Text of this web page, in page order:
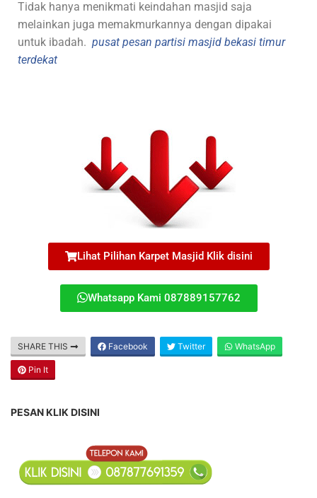
Tidak hanya menikmati keindahan masjid saja
melainkan juga memakmurkannya dengan dipakai
untuk ibadah. pusat pesan partisi masjid bekasi timur
terdekat
Lihat Pilihan Karpet Masjid Klik disini
Whatsapp Kami 087889157762
SHARE THIS Facebook Twitter WhatsApp
Pin It
PESAN KLIK DISINI